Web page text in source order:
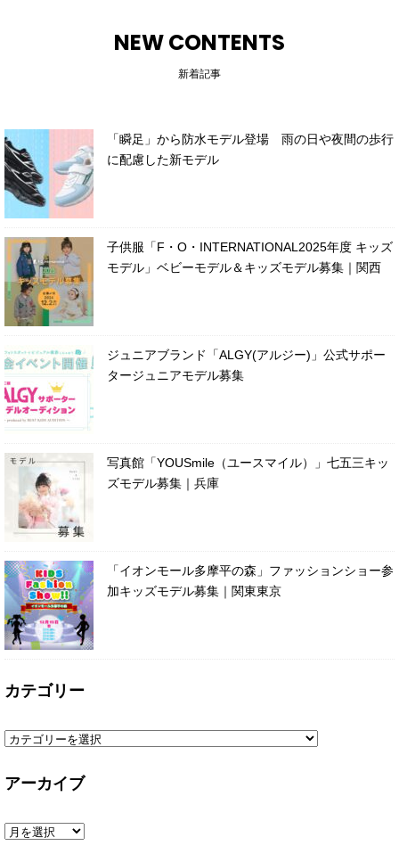
NEW CONTENTS
新着記事
「瞬足」から防水モデル登場 雨の日や夜間の歩行
に配慮した新モデル
子供服「F・O・INTERNATIONAL2025年度 キッズ
モデル」ベビーモデル＆キッズモデル募集｜関西
ジュニアブランド「ALGY(アルジー)」公式サポー
タージュニアモデル募集
写真館「YOUSmile（ユースマイル）」七五三キッ
ズモデル募集｜兵庫
「イオンモール多摩平の森」ファッションショー参
加キッズモデル募集｜関東東京
カテゴリー
アーカイブ